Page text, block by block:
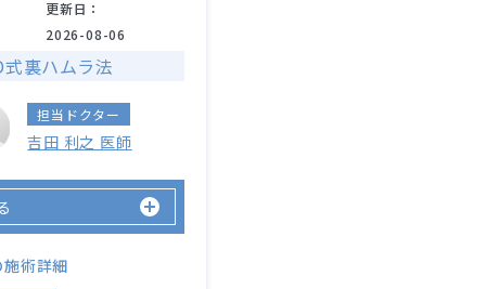
更新日：
2026-08-06
式裏ハムラ法
担当ドクター
吉田 利之 医師
術詳細